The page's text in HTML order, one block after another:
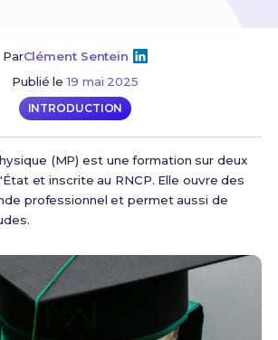
ParClément Sentein
Publié le19 mai 2025
INTRODUCTION
(MP) est une formation sur deux
et inscrite au RNCP. Elle ouvre des
professionnel et permet aussi de